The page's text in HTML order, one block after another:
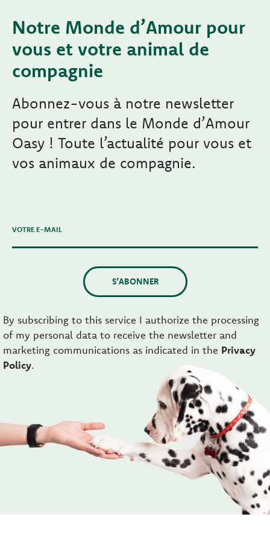
Notre Monde d’Amour pour
vous et votre animal de
compagnie
Abonnez-vous à notre newsletter
pour entrer dans le Monde d’Amour
Oasy ! Toute l’actualité pour vous et
vos animaux de compagnie.
VOTRE E-MAIL
S’ABONNER
By subscribing to this service I authorize the processing
of my personal data to receive the newsletter and
marketing communications as indicated in the Privacy
Policy.